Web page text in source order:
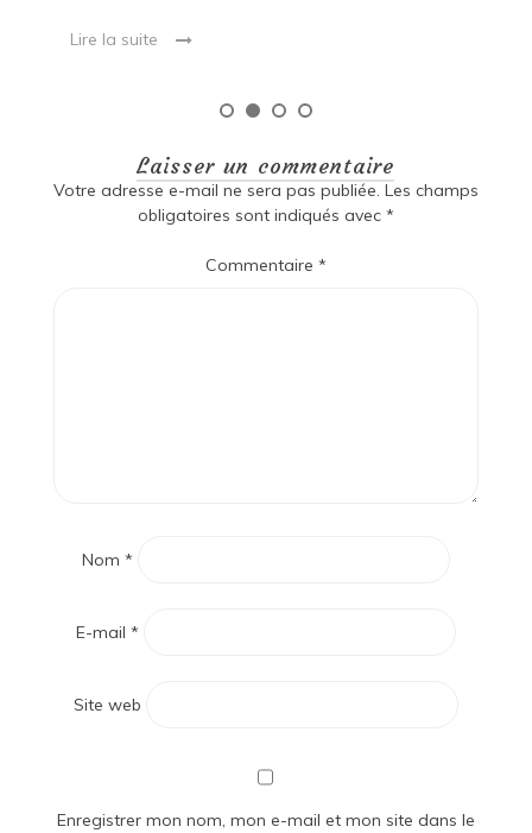
Lire la suite
Laisser un commentaire
Votre adresse e-mail ne sera pas publiée. Les champs
obligatoires sont indiqués avec *
Commentaire *
Nom *
E-mail *
Site web
Enregistrer mon nom, mon e-mail et mon site dans le